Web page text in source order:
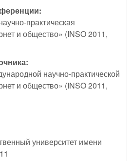
практическая
и общество» (INSO 2011,
научно-практической
и общество» (INSO 2011,
университет имени